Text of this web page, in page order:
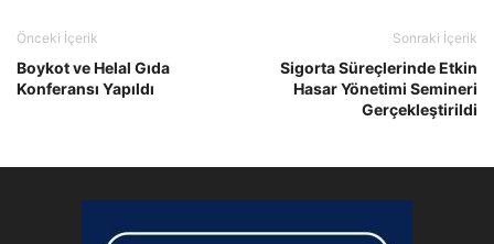
Önceki İçerik
Boykot ve Helal Gıda
Konferansı Yapıldı
Sonraki İçerik
Sigorta Süreçlerinde Etkin
Hasar Yönetimi Semineri
Gerçekleştirildi